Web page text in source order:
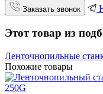
Заказать звонок
Этот товар из
Ленточнопильные
Похожие товары